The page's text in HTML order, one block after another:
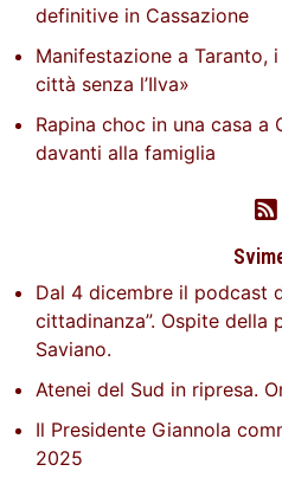
definitive in Cassazione
Manifestazione a Taranto,
città senza l’Ilva»
Rapina choc in una casa
davanti alla famiglia
Dal 4 dicembre il podcast
cittadinanza”. Ospite della
Saviano.
Atenei del Sud in ripresa.
Il Presidente Giannola
2025